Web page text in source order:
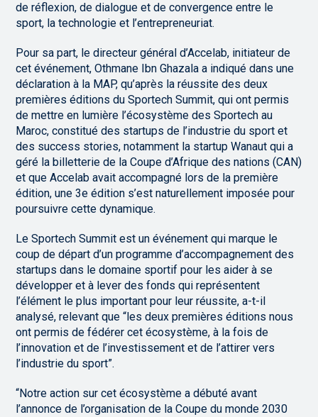
de réflexion, de dialogue et de convergence entre le
sport, la technologie et l’entrepreneuriat.
Pour sa part, le directeur général d’Accelab, initiateur de
cet événement, Othmane Ibn Ghazala a indiqué dans une
déclaration à la MAP, qu’après la réussite des deux
premières éditions du Sportech Summit, qui ont permis
de mettre en lumière l’écosystème des Sportech au
Maroc, constitué des startups de l’industrie du sport et
des success stories, notamment la startup Wanaut qui a
géré la billetterie de la Coupe d’Afrique des nations (CAN)
et que Accelab avait accompagné lors de la première
édition, une 3e édition s’est naturellement imposée pour
poursuivre cette dynamique.
Le Sportech Summit est un événement qui marque le
coup de départ d’un programme d’accompagnement des
startups dans le domaine sportif pour les aider à se
développer et à lever des fonds qui représentent
l’élément le plus important pour leur réussite, a-t-il
analysé, relevant que “les deux premières éditions nous
ont permis de fédérer cet écosystème, à la fois de
l’innovation et de l’investissement et de l’attirer vers
l’industrie du sport”.
“Notre action sur cet écosystème a débuté avant
l’annonce de l’organisation de la Coupe du monde 2030